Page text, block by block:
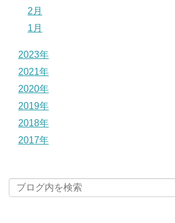
2月
1月
2023年
2021年
2020年
2019年
2018年
2017年